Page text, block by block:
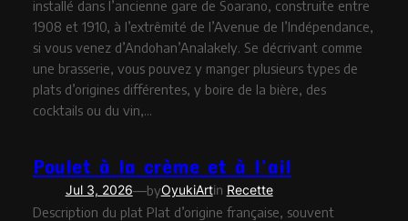
installé dans l’ancienne gare de Soarano, construite entre
1908 et 1910, à l’extrêmité de l’Avenue de l’Indépendance,
si vous venez d’Andohan’Analakely. Se décrivant comme
une brasserie, vous pouvez y manger plusieurs types de
plats d’origines différentes, y boire de la bière, des
cocktails ou du vin,…
Poulet à la crème et à l’ail
Jul 3, 2026—byOyukiArtin Recette
Description du plat Plat d’origine française, souvent